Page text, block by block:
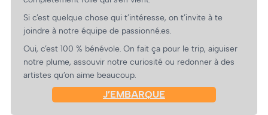
Si c’est quelque chose qui t’intéresse, on t’invite à te
joindre à notre équipe de passionné.es.
Oui, c’est 100 % bénévole. On fait ça pour le trip, aiguiser
notre plume, assouvir notre curiosité ou redonner à des
artistes qu’on aime beaucoup.
J’EMBARQUE